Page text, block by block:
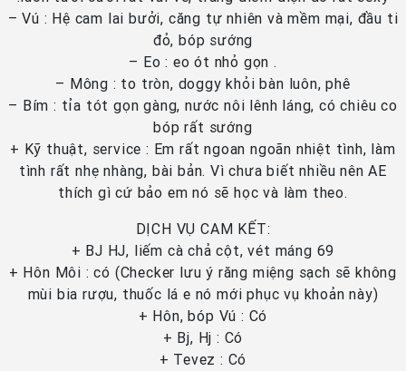
– Vú : Hệ cam lai bưởi, căng tự nhiên và mềm mại, đầu ti
đỏ, bóp sướng
– Eo : eo ót nhỏ gọn .
– Mông : to tròn, doggy khỏi bàn luôn, phê
– Bím : tỉa tót gọn gàng, nước nôi lênh láng, có chiêu co
bóp rất sướng
+ Kỹ thuật, service : Em rất ngoan ngoãn nhiệt tình, làm
tình rất nhẹ nhàng, bài bản. Vì chưa biết nhiều nên AE
thích gì cứ bảo em nó sẽ học và làm theo.
DỊCH VỤ CAM KẾT:
+ BJ HJ, liếm cà chả cột, vét máng 69
+ Hôn Môi : có (Checker lưu ý răng miệng sạch sẽ không
mùi bia rượu, thuốc lá e nó mới phục vụ khoản này)
+ Hôn, bóp Vú : Có
+ Bj, Hj : Có
+ Tevez : Có